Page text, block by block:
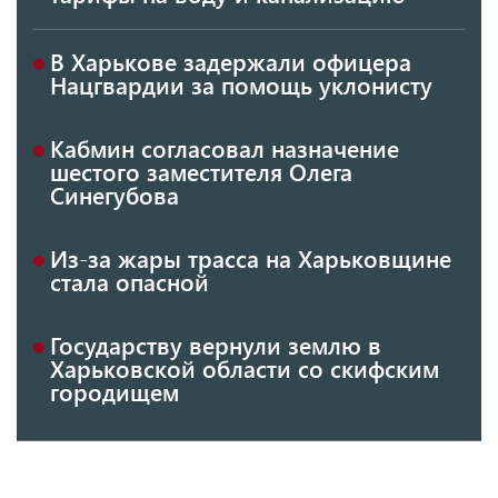
В Харькове задержали офицера
Нацгвардии за помощь уклонисту
Кабмин согласовал назначение
шестого заместителя Олега
Синегубова
Из-за жары трасса на Харьковщине
стала опасной
Государству вернули землю в
Харьковской области со скифским
городищем